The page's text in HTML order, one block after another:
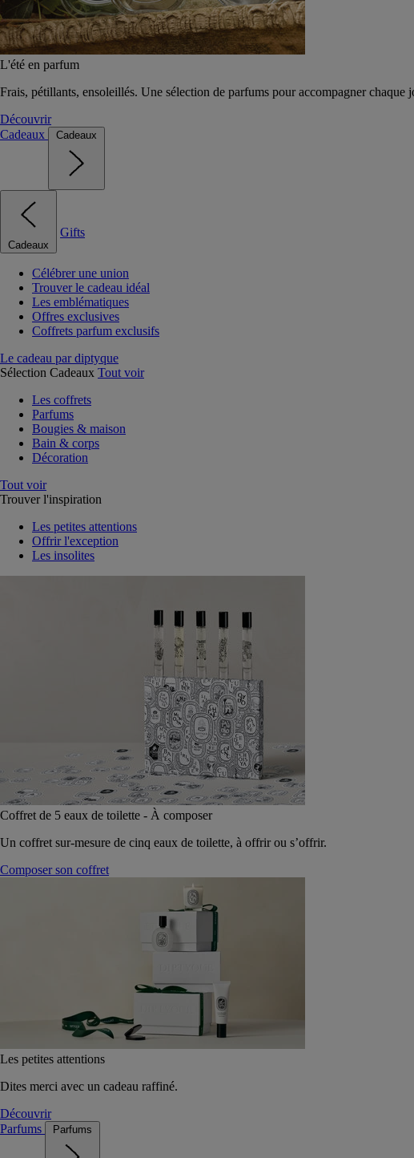
L'été en parfum
Frais, pétillants, ensoleillés. Une sélection de parfums pour accompagner chaque
Découvrir
Cadeaux
Cadeaux
Cadeaux
Gifts
Célébrer une union
Trouver le cadeau idéal
Les emblématiques
Offres exclusives
Coffrets parfum exclusifs
Le cadeau par diptyque
Sélection Cadeaux Tout voir
Les coffrets
Parfums
Bougies & maison
Bain & corps
Décoration
Tout voir
Trouver l'inspiration
Les petites attentions
Offrir l'exception
Les insolites
Coffret de 5 eaux de toilette - À composer
Un coffret sur-mesure de cinq eaux de toilette, à offrir ou s’offrir.
Composer son coffret
Les petites attentions
Dites merci avec un cadeau raffiné.
Découvrir
Parfums
Parfums